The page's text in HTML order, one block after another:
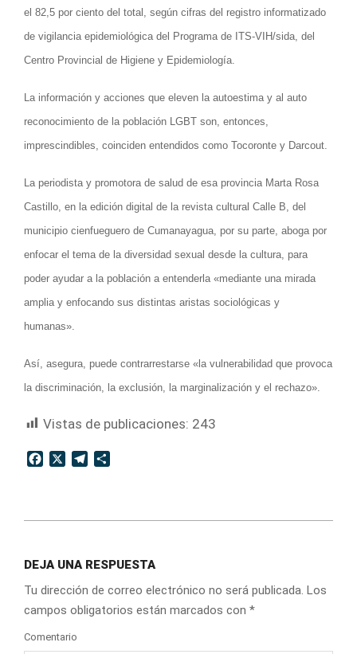
el 82,5 por ciento del total, según cifras del registro informatizado
de vigilancia epidemiológica del Programa de ITS-VIH/sida, del
Centro Provincial de Higiene y Epidemiología.
La información y acciones que eleven la autoestima y al auto
reconocimiento de la población LGBT son, entonces,
imprescindibles, coinciden entendidos como Tocoronte y Darcout.
La periodista y promotora de salud de esa provincia Marta Rosa
Castillo, en la edición digital de la revista cultural Calle B, del
municipio cienfueguero de Cumanayagua, por su parte, aboga por
enfocar el tema de la diversidad sexual desde la cultura, para
poder ayudar a la población a entenderla «mediante una mirada
amplia y enfocando sus distintas aristas sociológicas y
humanas».
Así, asegura, puede contrarrestarse «la vulnerabilidad que provoca
la discriminación, la exclusión, la marginalización y el rechazo».
Vistas de publicaciones: 243
FacebookTelegram
29
DEJA UNA RESPUESTA
Tu dirección de correo electrónico no será publicada. Los
campos obligatorios están marcados con *
Comentario